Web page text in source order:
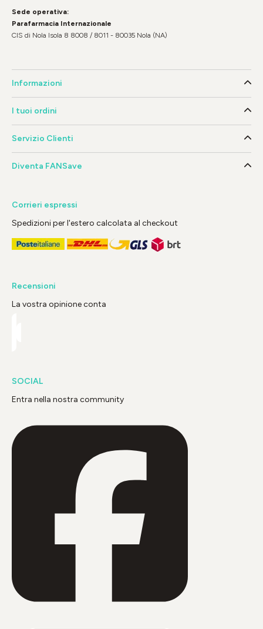
Sede operativa:
Parafarmacia Internazionale
CIS di Nola Isola 8 8008 / 8011 - 80035 Nola (NA)
Informazioni
I tuoi ordini
Servizio Clienti
Diventa FANSave
Corrieri espressi
Spedizioni per l'estero calcolata al checkout
Recensioni
La vostra opinione conta
SOCIAL
Entra nella nostra community